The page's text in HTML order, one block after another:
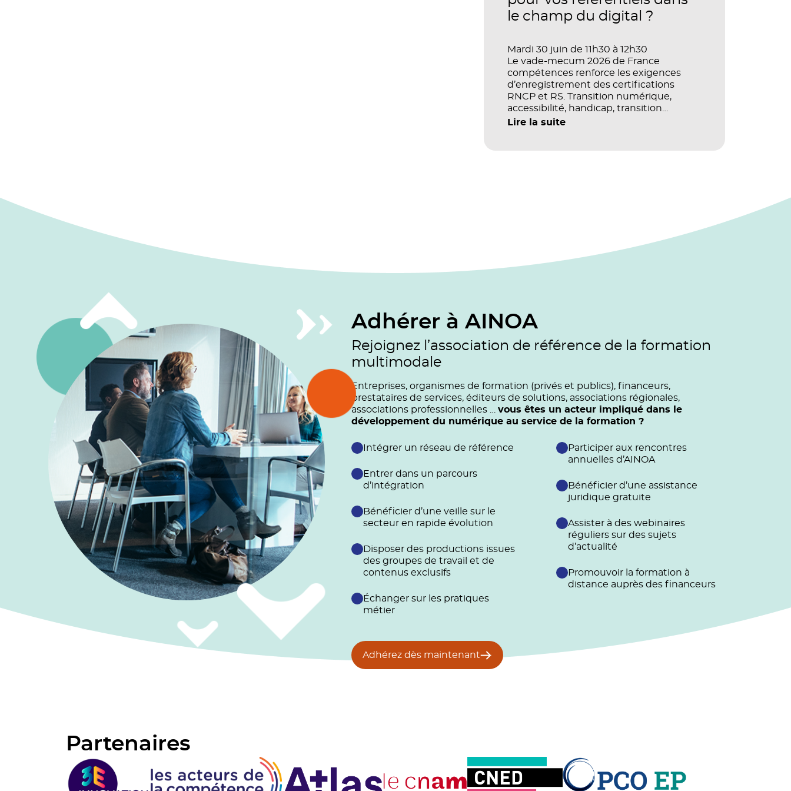
le champ du digital ?
Mardi 30 juin de 11h30 à 12h30
Le vade-mecum 2026 de France
compétences renforce les exigences
d’enregistrement des certifications
RNCP et RS. Transition numérique,
accessibilité, handicap, transition
écologique : quels impacts concrets pour
Lire la suite
Adhérer à AINOA
Rejoignez l’association de référence de la formation
multimodale
Entreprises, organismes de formation (privés et publics), financeurs,
prestataires de services, éditeurs de solutions, associations régionales,
associations professionnelles … vous êtes un acteur impliqué dans le
développement du numérique au service de la formation ?
Intégrer un réseau de référence
Entrer dans un parcours
d’intégration
Bénéficier d’une veille sur le
secteur en rapide évolution
Disposer des productions issues
des groupes de travail et de
contenus exclusifs
Échanger sur les pratiques
métier
Participer aux rencontres
annuelles d’AINOA
Bénéficier d’une assistance
juridique gratuite
Assister à des webinaires
réguliers sur des sujets
d’actualité
Promouvoir la formation à
distance auprès des financeurs
Adhérez dès maintenant
Partenaires